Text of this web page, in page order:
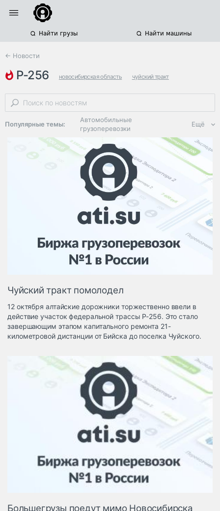
Найти грузы Найти машины
← Новости
р-256 новосибирская область чуйский тракт
дтп с погибшими
Популярные темы:
Автомобильные
грузоперевозки
Региональная
логистика
ЭДО, ИТ в
логистике
Дороги,
инфраструктура
Логистика, грузы
Негабаритные и
опасные грузы
Безопасность и
Таможня и ВЭД
Склады и
грузовые
терминалы
Коммерческий
Спецтехника
Автосервис,
запчасти, шины
Топливо, масла и
автохимия
Дзен
Ещё
Чуйский тракт помолодел
12 октября алтайские дорожники торжественно ввели в
действие участок федеральной трассы Р-256. Это стало
завершающим этапом капитального ремонта 21-
километровой дистанции от Бийска до поселка Чуйского.
Большегрузы поедут мимо Новосибирска